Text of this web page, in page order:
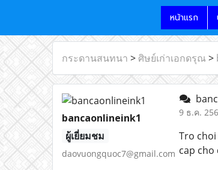
หน้าแรก
กระดานสนทนา > ศิษย์เก่าเอกดรุณ >
bancaonlineink1
ผู้เยี่ยมชม
daovuongquoc7@gmail.com
9 ธ.ค.
Tro choi
cap cho